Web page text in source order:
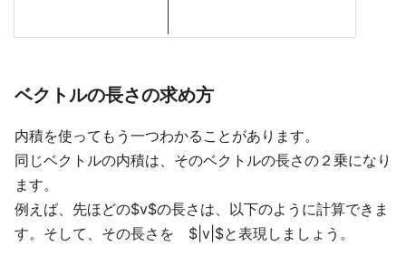
ベクトルの長さの求め方
内積を使ってもう一つわかることがあります。
同じベクトルの内積は、そのベクトルの長さの２乗になり
ます。
例えば、先ほどの$v$の長さは、以下のように計算できま
す。そして、その長さを $|v|$と表現しましょう。